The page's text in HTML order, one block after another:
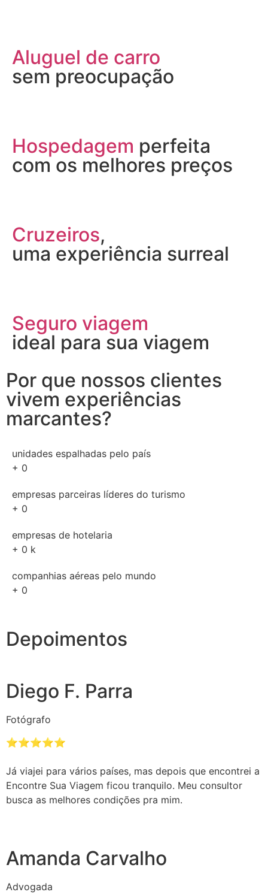
Aluguel de carro
sem preocupação
Hospedagem perfeita
com os melhores preços
Cruzeiros,
uma experiência surreal
Seguro viagem
ideal para sua viagem
Por que nossos clientes
vivem experiências
marcantes?
unidades espalhadas pelo país
+ 0
empresas parceiras líderes do turismo
+ 0
empresas de hotelaria
+ 0 k
companhias aéreas pelo mundo
+ 0
Depoimentos
Diego F. Parra
Fotógrafo
⭐️⭐️⭐️⭐️⭐️
Já viajei para vários países, mas depois que encontrei a
Encontre Sua Viagem ficou tranquilo. Meu consultor
busca as melhores condições pra mim.
Amanda Carvalho
Advogada